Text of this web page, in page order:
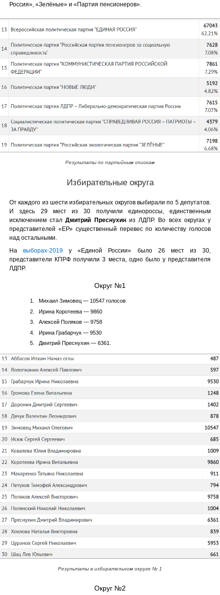
Россия», «Зелёные» и «Партия пенсионеров».
Результаты по партийным спискам
Избирательные округа
От каждого из шести избирательных округов выбирали по 5 депутатов.
И здесь 29 мест из 30 получили единороссы, единственным
исключением сталДмитрий Преснухиниз ЛДПР. Во всех округах у
представителей «ЕР» существенный перевес по количеству голосов
над остальными.
Навыборах-2019 у «Единой России» было 26 мест из 30,
представители КПРФ получили 3 места, одно было у представителя
ЛДПР.
Округ №1
Михаил Зимовец — 10547 голосов
Ирина Коротеева — 9860
Алексей Поляков — 9758
Ирина Грабарчук — 9530
Дмитрий Преснухин — 6361.
Результаты в избирательном округе № 1
Округ №2